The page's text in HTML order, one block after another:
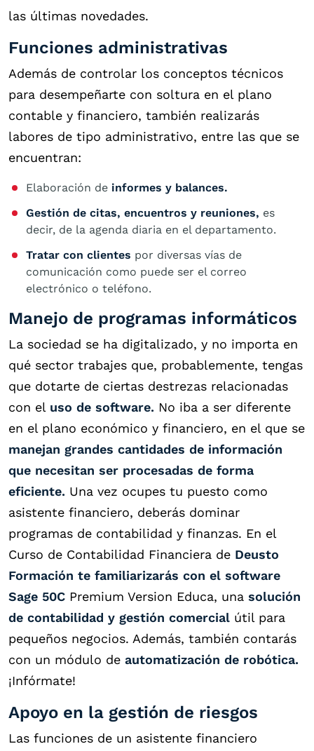
las últimas novedades.
Funciones administrativas
Además de controlar los conceptos técnicos
para desempeñarte con soltura en el plano
contable y financiero, también realizarás
labores de tipo administrativo, entre las que se
encuentran:
Elaboración de informes y balances.
Gestión de citas, encuentros y reuniones, es
decir, de la agenda diaria en el departamento.
Tratar con clientes por diversas vías de
comunicación como puede ser el correo
electrónico o teléfono.
Manejo de programas informáticos
La sociedad se ha digitalizado, y no importa en
qué sector trabajes que, probablemente, tengas
que dotarte de ciertas destrezas relacionadas
con el uso de software. No iba a ser diferente
en el plano económico y financiero, en el que se
manejan grandes cantidades de información
que necesitan ser procesadas de forma
eficiente. Una vez ocupes tu puesto como
asistente financiero, deberás dominar
programas de contabilidad y finanzas. En el
Curso de Contabilidad Financiera de Deusto
Formación te familiarizarás con el software
Sage 50C Premium Version Educa, una solución
de contabilidad y gestión comercial útil para
pequeños negocios. Además, también contarás
con un módulo de automatización de robótica.
¡Infórmate!
Apoyo en la gestión de riesgos
Las funciones de un asistente financiero